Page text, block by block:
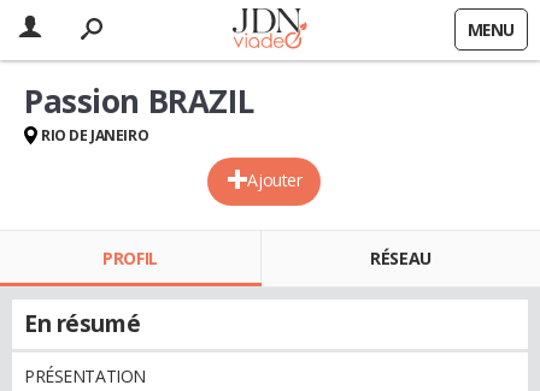
MENU
Ajouter
Passion BRAZIL
RIO DE JANEIRO
PROFIL RÉSEAU
En résumé
PRÉSENTATION